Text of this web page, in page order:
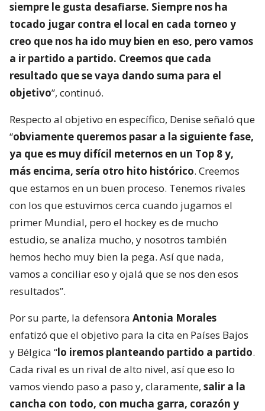
siempre le gusta desafiarse. Siempre nos ha
tocado jugar contra el local en cada torneo y
creo que nos ha ido muy bien en eso, pero vamos
a ir partido a partido. Creemos que cada
resultado que se vaya dando suma para el
objetivo”, continuó.
Respecto al objetivo en específico, Denise señaló que
“obviamente queremos pasar a la siguiente fase,
ya que es muy difícil meternos en un Top 8 y,
más encima, sería otro hito histórico. Creemos
que estamos en un buen proceso. Tenemos rivales
con los que estuvimos cerca cuando jugamos el
primer Mundial, pero el hockey es de mucho
estudio, se analiza mucho, y nosotros también
hemos hecho muy bien la pega. Así que nada,
vamos a conciliar eso y ojalá que se nos den esos
resultados”.
Por su parte, la defensora Antonia Morales
enfatizó que el objetivo para la cita en Países Bajos
y Bélgica “lo iremos planteando partido a partido.
Cada rival es un rival de alto nivel, así que eso lo
vamos viendo paso a paso y, claramente, salir a la
cancha con todo, con mucha garra, corazón y